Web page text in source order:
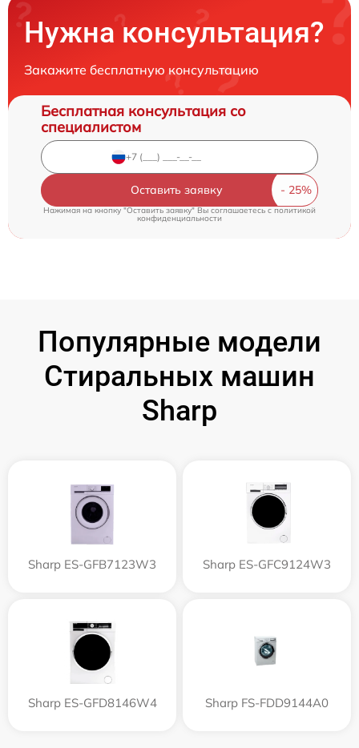
Нужна консультация?
Закажите бесплатную консультацию
Бесплатная консультация со
специалистом
Оставить заявку
Нажимая на кнопку "Оставить заявку" Вы соглашаетесь cполитикой
конфиденциальности
Популярные модели
Стиральных машин
Sharp
Sharp ES-GFB7123W3 Sharp ES-GFC9124W3
Sharp ES-GFD8146W4 Sharp FS-FDD9144A0